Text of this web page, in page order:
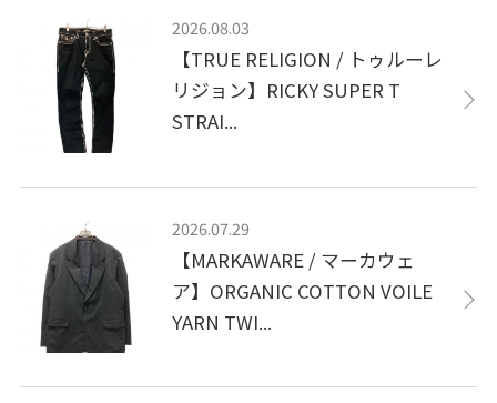
2026.08.03
【TRUE RELIGION / トゥルーレ
リジョン】RICKY SUPER T
STRAI...
2026.07.29
【MARKAWARE / マーカウェ
ア】ORGANIC COTTON VOILE
YARN TWI...